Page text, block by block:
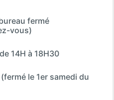
fermé
vous)
14H à 18H30
le 1er samedi du